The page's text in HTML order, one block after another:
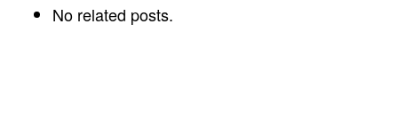
No related posts.